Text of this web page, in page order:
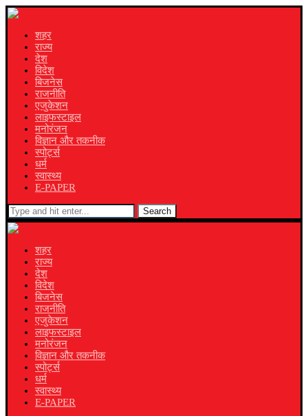
शहर
राज्य
देश
विदेश
बिजनेस
राजनीति
एजुकेशन
लाइफस्टाइल
मनोरंजन
विज्ञान और तकनीक
स्पोर्ट्स
धर्म
स्वास्थ्य
E-PAPER
Search
शहर
राज्य
देश
विदेश
बिजनेस
राजनीति
एजुकेशन
लाइफस्टाइल
मनोरंजन
विज्ञान और तकनीक
स्पोर्ट्स
धर्म
स्वास्थ्य
E-PAPER